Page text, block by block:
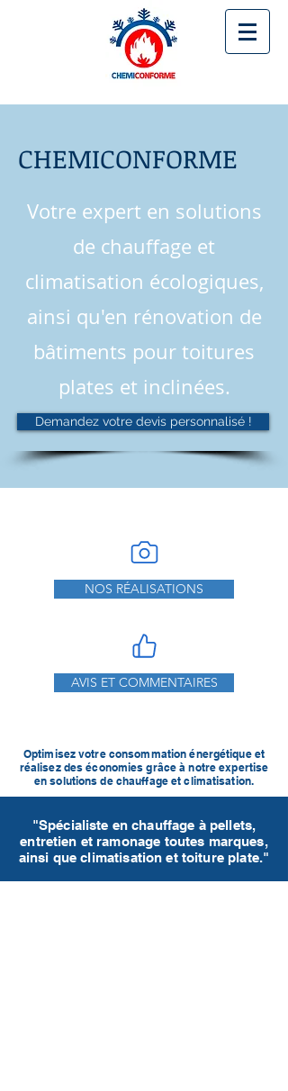
CHEMICONFORME
Votre expert en solutions
de chauffage et
climatisation écologiques,
ainsi qu'en rénovation de
bâtiments pour toitures
plates et inclinées.
Demandez votre devis personnalisé !
NOS RÉALISATIONS
AVIS ET COMMENTAIRES
Optimisez votre consommation énergétique et
réalisez des économies grâce à notre expertise
en solutions de chauffage et climatisation.
"Spécialiste en chauffage à pellets,
entretien et ramonage toutes marques,
ainsi que climatisation et toiture plate."